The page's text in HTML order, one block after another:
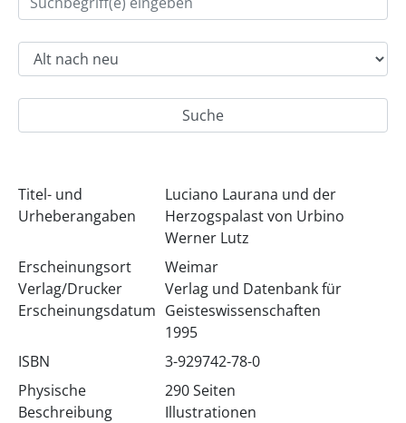
Titel- und
Urheberangaben
Luciano Laurana und der
Herzogspalast von Urbino
Werner Lutz
Erscheinungsort
Verlag/Drucker
Erscheinungsdatum
Weimar
Verlag und Datenbank für
Geisteswissenschaften
1995
ISBN
3-929742-78-0
Physische
Beschreibung
290 Seiten
Illustrationen